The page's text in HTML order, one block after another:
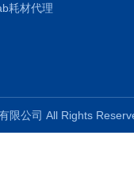
耗材代理
有限公司 All Rights